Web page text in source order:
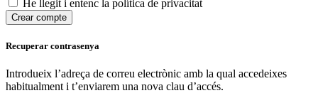
He llegit i entenc la política de privacitat
Crear compte
Recuperar contrasenya
Introdueix l’adreça de correu electrònic amb la qual accedeixes
habitualment i t’enviarem una nova clau d’accés.